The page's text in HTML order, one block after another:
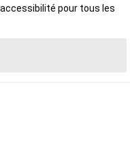
pour tous les